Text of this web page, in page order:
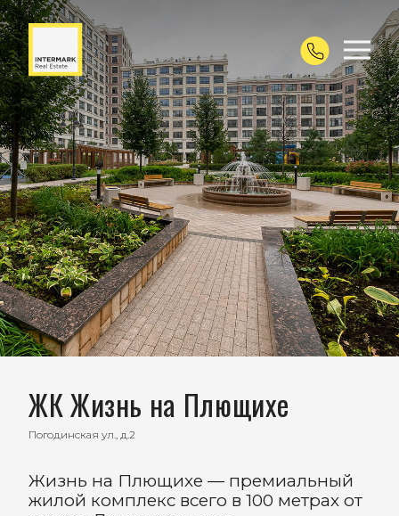
ЖК Жизнь на Плющихе
Погодинская ул., д.2
Жизнь на Плющихе — премиальный
жилой комплекс всего в 100 метрах от